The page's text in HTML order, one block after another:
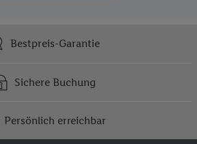
Bestpreis-Garantie
Sichere Buchung
Persönlich erreichbar